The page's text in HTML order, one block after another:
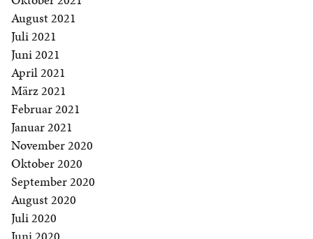
August 2021
Juli 2021
Juni 2021
April 2021
März 2021
Februar 2021
Januar 2021
November 2020
Oktober 2020
September 2020
August 2020
Juli 2020